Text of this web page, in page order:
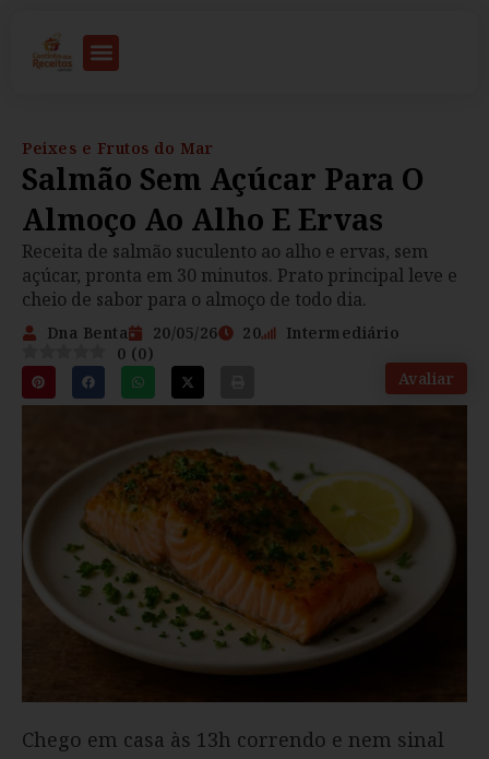
Peixes e Frutos do Mar
Salmão Sem Açúcar Para O
Almoço Ao Alho E Ervas
Receita de salmão suculento ao alho e ervas, sem
açúcar, pronta em 30 minutos. Prato principal leve e
cheio de sabor para o almoço de todo dia.
Dna Benta 20/05/26 20
Intermediário
0 (0)
Avaliar
Chego em casa às 13h correndo e nem sinal